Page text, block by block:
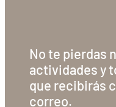
No te pierdas
actividades y
que recibirás
correo.